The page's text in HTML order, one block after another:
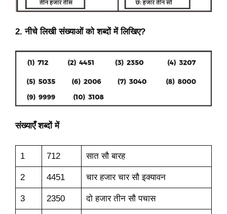
2. नीचे लिखी संख्याओं को शब्दों में लिखिए?
संख्याएँ शब्दों में
1 712 सात सौ बारह
2 4451 चार हजार चार सौ इक्यावन
3 2350 दो हजार तीन सौ पचास